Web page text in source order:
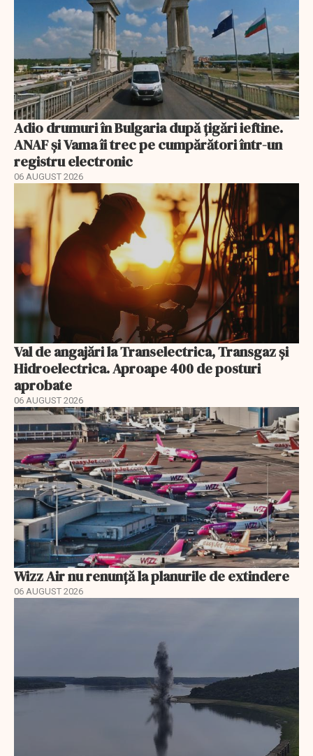
Adio drumuri în Bulgaria după țigări ieftine.
ANAF și Vama îi trec pe cumpărători într-un
registru electronic
06 AUGUST 2026
Val de angajări la Transelectrica, Transgaz și
Hidroelectrica. Aproape 400 de posturi
aprobate
06 AUGUST 2026
Wizz Air nu renunță la planurile de extindere
06 AUGUST 2026